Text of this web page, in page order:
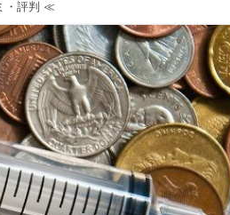
・評判 ≪